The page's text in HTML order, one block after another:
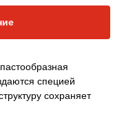
специей
сохраняет